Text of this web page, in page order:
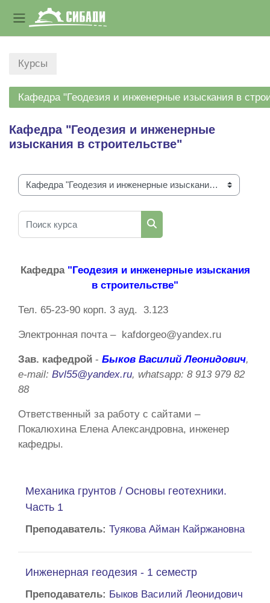
Боковая панель
Курсы
Кафедра "Геодезия и инженерные изыскания в
Кафедра "Геодезия и инженерные
изыскания в строительстве"
Категории курсов
Поиск курса
Поиск курса
Кафедра "Геодезия и инженерные изыскания
в строительстве"
Тел. 65-23-90 корп. 3 ауд. 3.123
Электронная почта– kafdorgeo@yandex.ru
Зав. кафедрой - Быков Василий Леонидович,
e-mail: Bvl55@yandex.ru, whatsapp: 8 913 979 82
88
Ответственный за работу с сайтами –
Покалюхина Елена Александровна, инженер
кафедры.
Механика грунтов / Основы геотехники.
Часть 1
Преподаватель: Туякова Айман Кайржановна
Инженерная геодезия - 1 семестр
Преподаватель: Быков Василий Леонидович